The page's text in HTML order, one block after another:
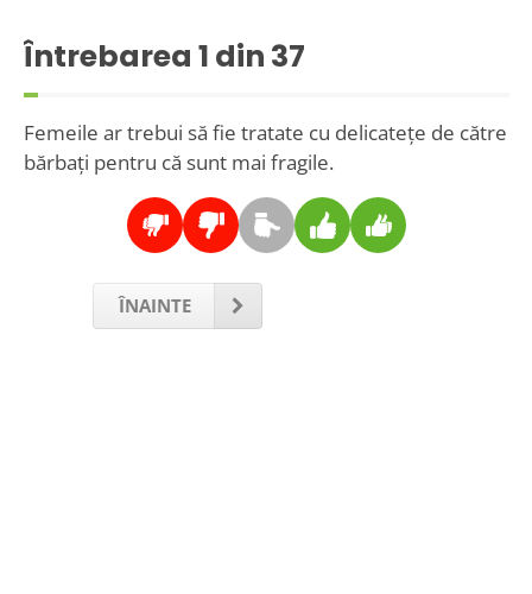
Întrebarea 1 din 37
Femeile ar trebui să fie tratate cu delicatețe de către
bărbați pentru că sunt mai fragile.
ÎNAINTE